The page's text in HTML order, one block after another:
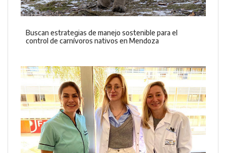
Buscan estrategias de manejo sostenible para el
control de carnívoros nativos en Mendoza